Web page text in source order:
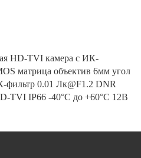
HD-TVI камера с ИК-
матрица объектив 6мм угол
фильтр 0.01 Лк@F1.2 DNR
TVI IP66 -40°С до +60°С 12В